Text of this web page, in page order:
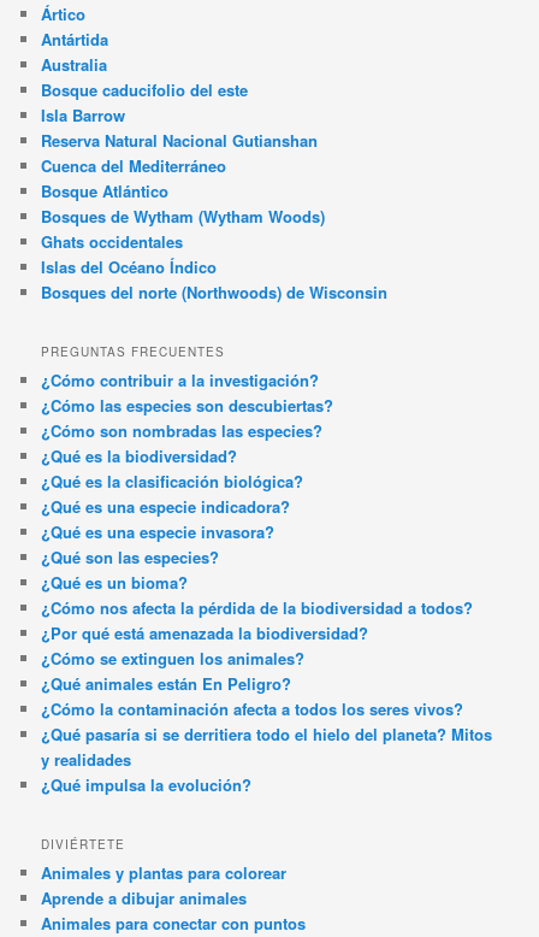
Ártico
Antártida
Australia
Bosque caducifolio del este
Isla Barrow
Reserva Natural Nacional Gutianshan
Cuenca del Mediterráneo
Bosque Atlántico
Bosques de Wytham (Wytham Woods)
Ghats occidentales
Islas del Océano Índico
Bosques del norte (Northwoods) de Wisconsin
PREGUNTAS FRECUENTES
¿Cómo contribuir a la investigación?
¿Cómo las especies son descubiertas?
¿Cómo son nombradas las especies?
¿Qué es la biodiversidad?
¿Qué es la clasificación biológica?
¿Qué es una especie indicadora?
¿Qué es una especie invasora?
¿Qué son las especies?
¿Qué es un bioma?
¿Cómo nos afecta la pérdida de la biodiversidad a todos?
¿Por qué está amenazada la biodiversidad?
¿Cómo se extinguen los animales?
¿Qué animales están En Peligro?
¿Cómo la contaminación afecta a todos los seres vivos?
¿Qué pasaría si se derritiera todo el hielo del planeta? Mitos
y realidades
¿Qué impulsa la evolución?
DIVIÉRTETE
Animales y plantas para colorear
Aprende a dibujar animales
Animales para conectar con puntos